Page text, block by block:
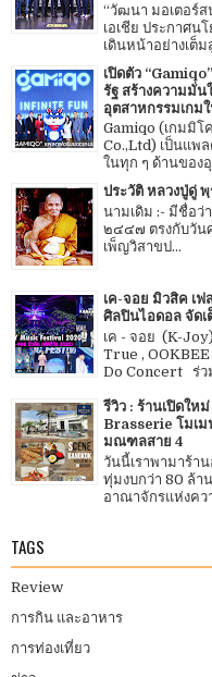
“วัฒนา มอเตอร์
เอเชีย ประกาศน
เดินหน้าอย่างเต็ม
เปิดตัว
รัฐ สร้างความมั่
อุตสาหกรรมเกม
Gamiqo (เกมมิโ
Co.,Ltd) เป็นแพ
ในทุก ๆ ด้านของ
ประวัติ หลวงปู่ดู่
นามเดิม :- มีชื่อว่
๒๔๔๗ ตรงกับวัน
เพ็ญวิสาขป...
เค-จอย มิวสิค เฟ
ศิลปินไอดอล จัดเ
เค - จอย (K-
True ,
Do Concert ร่ว
รีวิว : ร้านเปิดใ
Brasserie โมเ
มณฑลสาย 4
วันนี้เราพามาร้า
ทุ่มงบกว่า 80 ล้า
อาณาจักรแห่งคว
TAGS
Review
การกิน และอาหาร
การท่องเที่ยว